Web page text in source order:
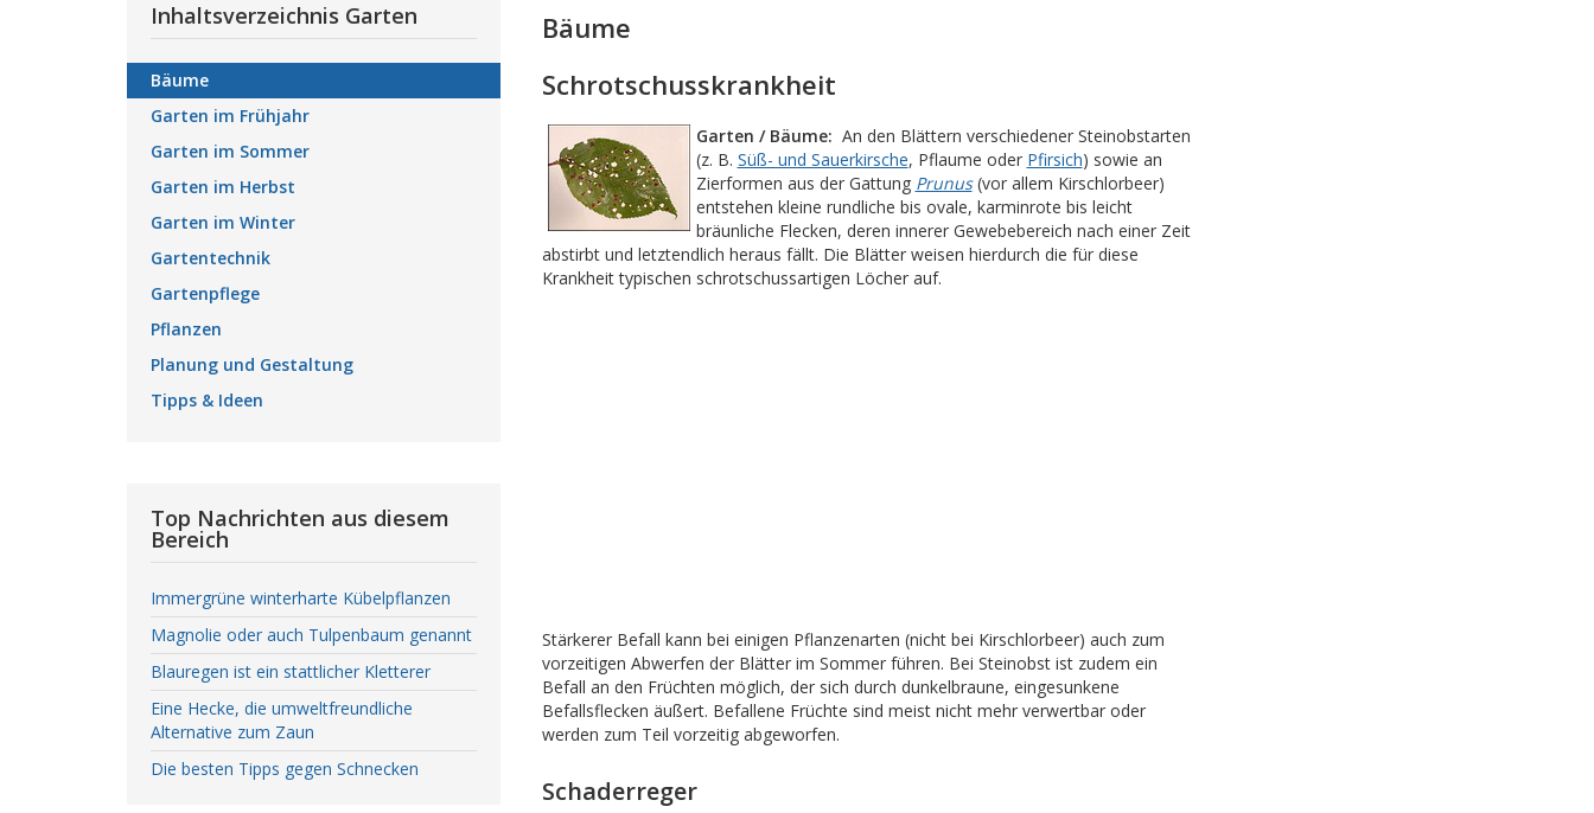
Bäume
Schrotschusskrankheit
Garten / Bäume: An den Blättern verschiedener Steinobstarten
(z. B. Süß- und Sauerkirsche, Pflaume oder Pfirsich) sowie an
Zierformen aus der Gattung Prunus(vor allem Kirschlorbeer)
entstehen kleine rundliche bis ovale, karminrote bis leicht
bräunliche Flecken, deren innerer Gewebebereich nach einer Zeit
abstirbt und letztendlich heraus fällt. Die Blätter weisen hierdurch die für diese
Krankheit typischen schrotschussartigen Löcher auf.
Stärkerer Befall kann bei einigen Pflanzenarten (nicht bei Kirschlorbeer) auch zum
vorzeitigen Abwerfen der Blätter im Sommer führen. Bei Steinobst ist zudem ein
Befall an den Früchten möglich, der sich durch dunkelbraune, eingesunkene
Befallsflecken äußert. Befallene Früchte sind meist nicht mehr verwertbar oder
werden zum Teil vorzeitig abgeworfen.
Schaderreger
Inhaltsverzeichnis Garten
Bäume
Garten im Frühjahr
Garten im Sommer
Garten im Herbst
Garten im Winter
Gartentechnik
Gartenpflege
Pflanzen
Planung und Gestaltung
Tipps & Ideen
Top Nachrichten aus diesem
Bereich
Immergrüne winterharte Kübelpflanzen
Magnolie oder auch Tulpenbaum genannt
Blauregen ist ein stattlicher Kletterer
Eine Hecke, die umweltfreundliche
Alternative zum Zaun
Die besten Tipps gegen Schnecken